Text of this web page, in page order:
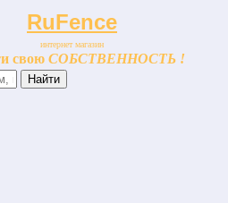
RuFence
интернет магазин
свою СОБСТВЕННОСТЬ !